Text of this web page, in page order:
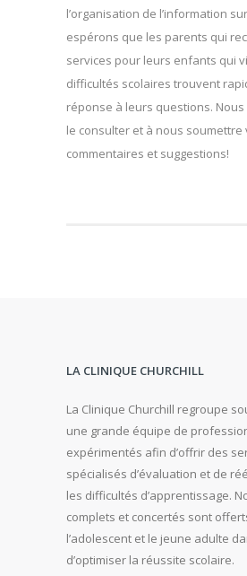
l’organisation de l’information
espérons que les parents qui
services pour leurs enfants qui
difficultés scolaires trouvent
réponse à leurs questions.
le consulter et à nous soumettre
commentaires et suggestions!
LA CLINIQUE CHURCHILL
La Clinique Churchill regroupe
une grande équipe de
expérimentés afin d’offrir des
spécialisés d’évaluation et de
les difficultés d’apprentissage.
complets et concertés sont
l’adolescent et le jeune adulte
d’optimiser la réussite scolaire.